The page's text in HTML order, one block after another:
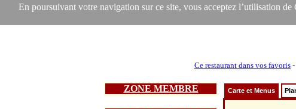
En poursuivant votre navigation sur ce site, vous acceptez l’utilisation de
Ce restaurant dans vos favoris -
ZONE MEMBRE Carte et Menus